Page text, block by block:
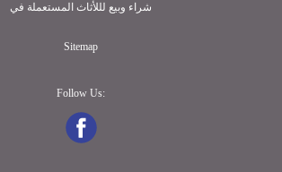
شراء وبيع لللأثاث المستعملة في
Sitemap
Follow Us: